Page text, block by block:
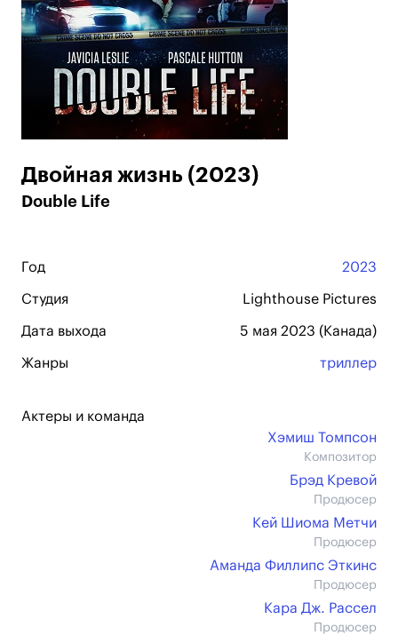
Двойная жизнь (2023)
Double Life
Год 2023
Студия Lighthouse Pictures
Дата выхода 5 мая 2023 (Канада)
Жанры триллер
Актеры и команда
Хэмиш Томпсон
Композитор
Брэд Кревой
Продюсер
Кей Шиома Метчи
Продюсер
Аманда Филлипс Эткинс
Продюсер
Кара Дж. Рассел
Продюсер